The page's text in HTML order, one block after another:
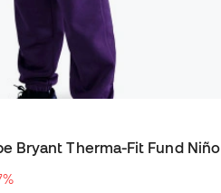
Bryant Therma-Fit Fund Niño